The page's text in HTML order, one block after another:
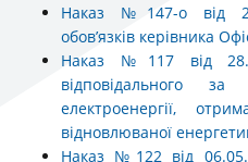
Наказ №147-о від
обов’язків керівника
Наказ №117 від
відповідального за
електроенергії,
відновлюваної
Наказ №122 від